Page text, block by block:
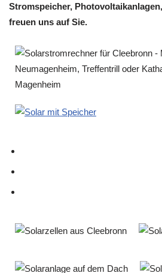
Stromspeicher,
freuen uns auf Sie.